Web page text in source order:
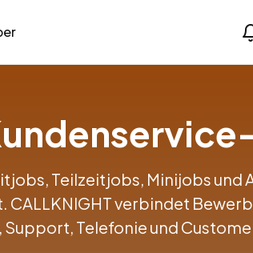
Teilzeitjobs, Minijobs und
verbindet
Telefonie und